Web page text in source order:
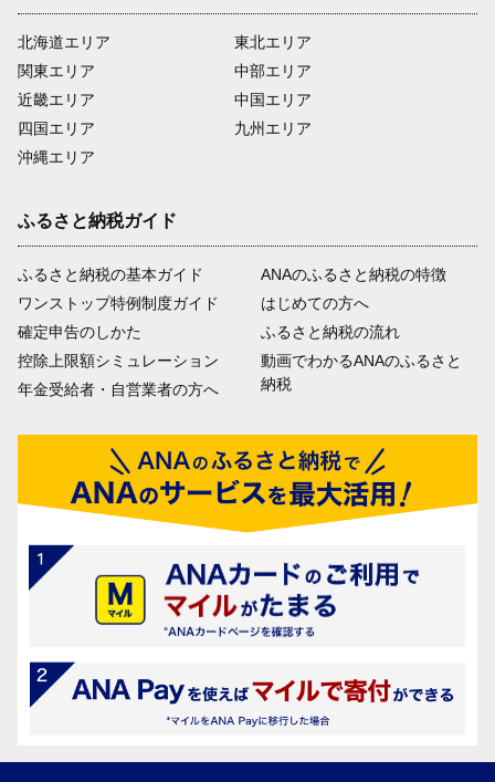
北海道エリア
関東エリア
近畿エリア
四国エリア
沖縄エリア
東北エリア
中部エリア
中国エリア
九州エリア
ふるさと納税ガイド
ふるさと納税の基本ガイド
ワンストップ特例制度ガイド
確定申告のしかた
控除上限額シミュレーション
年金受給者・自営業者の方へ
ANAのふるさと納税の特徴
はじめての方へ
ふるさと納税の流れ
動画でわかるANAのふるさと
納税